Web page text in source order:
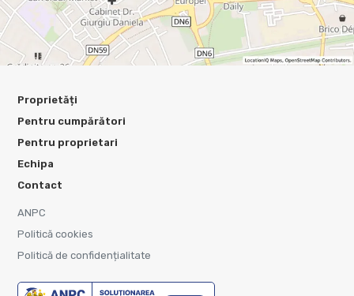
Proprietăți
Pentru cumpărători
Pentru proprietari
Echipa
Contact
ANPC
Politică cookies
Politică de confidențialitate